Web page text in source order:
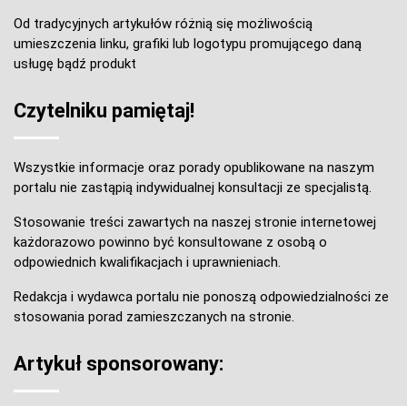
Od tradycyjnych artykułów różnią się możliwością
umieszczenia linku, grafiki lub logotypu promującego daną
usługę bądź produkt
Czytelniku pamiętaj!
Wszystkie informacje oraz porady opublikowane na naszym
portalu nie zastąpią indywidualnej konsultacji ze specjalistą.
Stosowanie treści zawartych na naszej stronie internetowej
każdorazowo powinno być konsultowane z osobą o
odpowiednich kwalifikacjach i uprawnieniach.
Redakcja i wydawca portalu nie ponoszą odpowiedzialności ze
stosowania porad zamieszczanych na stronie.
Artykuł sponsorowany: